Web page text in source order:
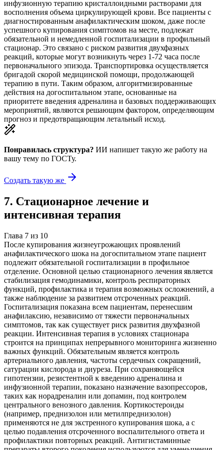
инфузионную терапию кристаллоидными растворами для
восполнения объема циркулирующей крови. Все пациенты с
диагностированным анафилактическим шоком, даже после
успешного купирования симптомов на месте, подлежат
обязательной и немедленной госпитализации в профильный
стационар. Это связано с риском развития двухфазных
реакций, которые могут возникнуть через 1-72 часа после
первоначального эпизода. Транспортировка осуществляется
бригадой скорой медицинской помощи, продолжающей
терапию в пути. Таким образом, алгоритмизированные
действия на догоспитальном этапе, основанные на
приоритете введения адреналина и базовых поддерживающих
мероприятий, являются решающим фактором, определяющим
прогноз и предотвращающим летальный исход.
Понравилась структура? ИИ напишет такую же работу на
вашу тему по ГОСТу.
Создать такую же
7. Стационарное лечение и
интенсивная терапия
Глава 7 из 10
После купирования жизнеугрожающих проявлений
анафилактического шока на догоспитальном этапе пациент
подлежит обязательной госпитализации в профильное
отделение. Основной целью стационарного лечения является
стабилизация гемодинамики, контроль респираторных
функций, профилактика и терапия возможных осложнений, а
также наблюдение за развитием отсроченных реакций.
Госпитализация показана всем пациентам, перенесшим
анафилаксию, независимо от тяжести первоначальных
симптомов, так как существует риск развития двухфазной
реакции. Интенсивная терапия в условиях стационара
строится на принципах непрерывного мониторинга жизненно
важных функций. Обязательным является контроль
артериального давления, частоты сердечных сокращений,
сатурации кислорода и диуреза. При сохраняющейся
гипотензии, резистентной к введению адреналина и
инфузионной терапии, показано назначение вазопрессоров,
таких как норадреналин или допамин, под контролем
центрального венозного давления. Кортикостероиды
(например, преднизолон или метилпреднизолон)
применяются не для экстренного купирования шока, а с
целью подавления отсроченного воспалительного ответа и
профилактики повторных реакций. Антигистаминные